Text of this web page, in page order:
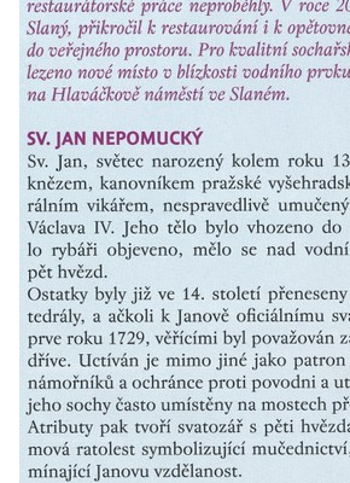
Na Sadech v Českých Budějovicích
Pomník Přemysla Otakara II. v parku Na
Sadech v Českých Budějovicích
Českých Budějovicích
Památník Otokara Mokrého v parku Na
Sadech v Českých Budějovicích
Poslední dochovaný tramvajový sloup na
Pražské třídě v Českých Budějovicích
Socha Civilizovaní na Husově třídě v
Českých Budějovicích
Socha svatého Jana Nepomuckého Na
Sadech u Mlýnské stoky v Českých
Budějovicích